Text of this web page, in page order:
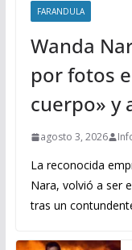
FARANDULA
Wanda
por fotos
cuerpo» y
agosto 3, 2026
La reconocida
Nara, volvió a ser
tras un